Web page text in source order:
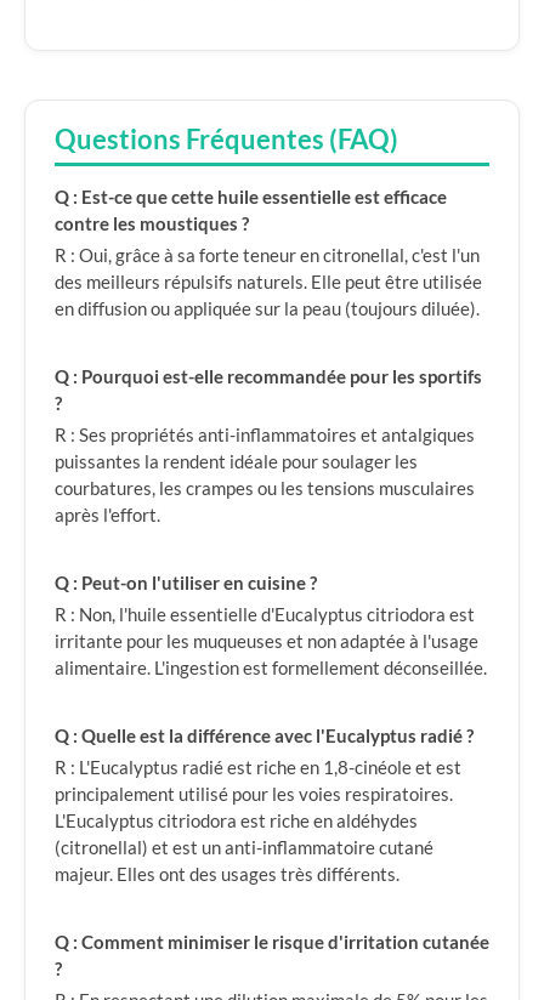
Questions Fréquentes (FAQ)
Q : Est-ce que cette huile essentielle est efficace
contre les moustiques ?
R : Oui, grâce à sa forte teneur en citronellal, c'est l'un
des meilleurs répulsifs naturels. Elle peut être utilisée
en diffusion ou appliquée sur la peau (toujours diluée).
Q : Pourquoi est-elle recommandée pour les sportifs
?
R : Ses propriétés anti-inflammatoires et antalgiques
puissantes la rendent idéale pour soulager les
courbatures, les crampes ou les tensions musculaires
après l'effort.
Q : Peut-on l'utiliser en cuisine ?
R : Non, l'huile essentielle d'Eucalyptus citriodora est
irritante pour les muqueuses et non adaptée à l'usage
alimentaire. L'ingestion est formellement déconseillée.
Q : Quelle est la différence avec l'Eucalyptus radié ?
R : L'Eucalyptus radié est riche en 1,8-cinéole et est
principalement utilisé pour les voies respiratoires.
L'Eucalyptus citriodora est riche en aldéhydes
(citronellal) et est un anti-inflammatoire cutané
majeur. Elles ont des usages très différents.
Q : Comment minimiser le risque d'irritation cutanée
?